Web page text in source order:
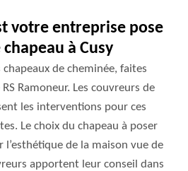
votre entreprise pose
à Cusy
de cheminée, faites
Ramoneur. Les couvreurs de
les interventions pour ces
Le choix du chapeau à poser
de la maison vue de
apportent leur conseil dans